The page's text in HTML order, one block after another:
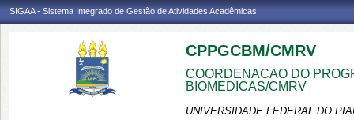
SIGAA - Sistema Integrado de Gestão de Atividades Acadêmicas
CPPGCBM/CMRV
COORDENACAO DO
BIOMEDICAS/CMRV
UNIVERSIDADE FEDERAL DO